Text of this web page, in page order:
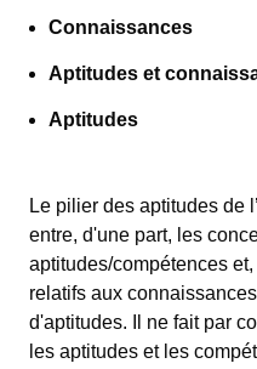
Connaissances
Aptitudes et
Aptitudes
Le pilier des aptitudes de
entre, d'une part, les
aptitudes/compétences
relatifs aux
d'aptitudes. Il ne fait par
les aptitudes et les